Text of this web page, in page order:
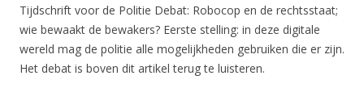
Tijdschrift voor de Politie Debat: Robocop en de rechtsstaat;
wie bewaakt de bewakers? Eerste stelling: in deze digitale
wereld mag de politie alle mogelijkheden gebruiken die er zijn.
Het debat is boven dit artikel terug te luisteren.